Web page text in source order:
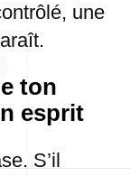
une
ton
esprit
S’il